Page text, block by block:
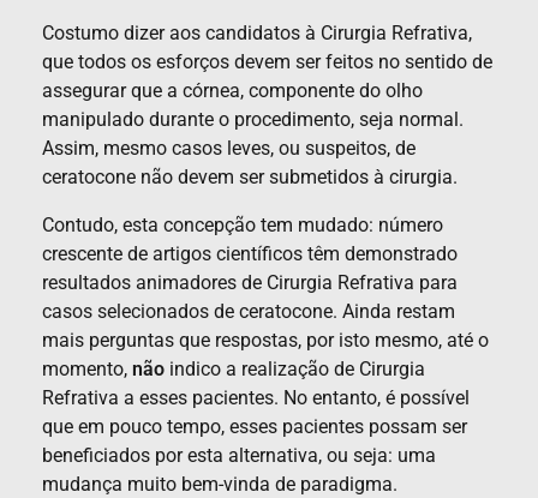
Costumo dizer aos candidatos à Cirurgia Refrativa,
que todos os esforços devem ser feitos no sentido de
assegurar que a córnea, componente do olho
manipulado durante o procedimento, seja normal.
Assim, mesmo casos leves, ou suspeitos, de
ceratocone não devem ser submetidos à cirurgia.
Contudo, esta concepção tem mudado: número
crescente de artigos científicos têm demonstrado
resultados animadores de Cirurgia Refrativa para
casos selecionados de ceratocone. Ainda restam
mais perguntas que respostas, por isto mesmo, até o
momento, não indico a realização de Cirurgia
Refrativa a esses pacientes. No entanto, é possível
que em pouco tempo, esses pacientes possam ser
beneficiados por esta alternativa, ou seja: uma
mudança muito bem-vinda de paradigma.